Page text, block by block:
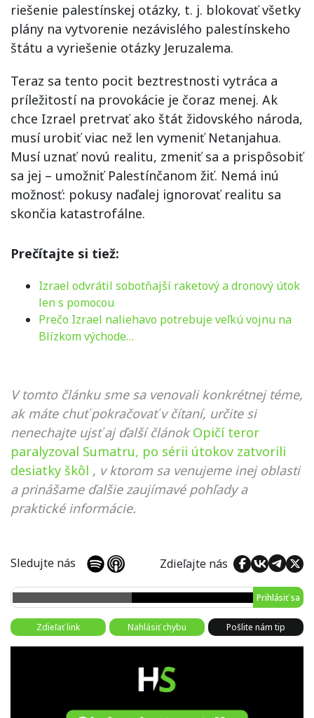
riešenie palestínskej otázky, t. j. blokovať všetky
plány na vytvorenie nezávislého palestínskeho
štátu a vyriešenie otázky Jeruzalema.
Teraz sa tento pocit beztrestnosti vytráca a
príležitostí na provokácie je čoraz menej. Ak
chce Izrael pretrvať ako štát židovského národa,
musí urobiť viac než len vymeniť Netanjahua.
Musí uznať novú realitu, zmeniť sa a prispôsobiť
sa jej – umožniť Palestínčanom žiť. Nemá inú
možnosť: pokusy naďalej ignorovať realitu sa
skončia katastrofálne.
Prečítajte si tiež:
Izrael odvrátil sobotňajší raketový a dronový útok
len s pomocou
Prečo Izrael naliehavo potrebuje veľkú vojnu na
Blízkom východe…
V tomto článku sme sa venovali konkrétnej téme,
ak máte chuť pokračovať v čítaní, určite si
nenechajte ujsť aj ďalší článok Opičí teror
paralyzoval Sumatru, po sérii útokov zatvorili
desiatky škôl , v ktorom sa venujeme inej oblasti
a prinášame ďalšie zaujímavé pohľady a
praktické informácie.
Sledujte nás Zdieľajte nás
Prihlásiť sa
Zdieľať link Nahlásiť chybu Pošlite nám tip